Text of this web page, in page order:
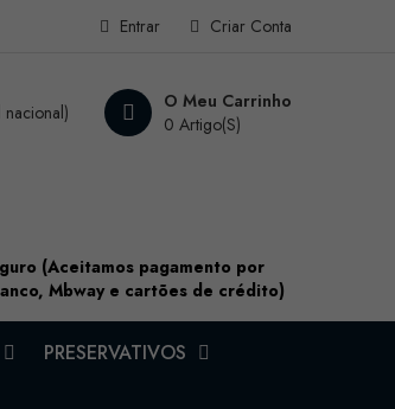
Criar Conta
Entrar
O Meu Carrinho
0 Artigo(s)
(Aceitamos pagamento por
Mbway e cartões de crédito)
PRESERVATIVOS